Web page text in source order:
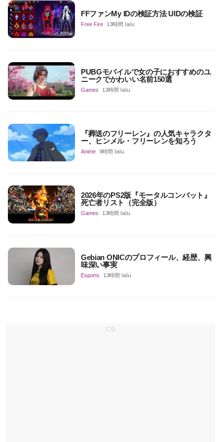
FFファンMy IDの検証方法 UIDの検証
Free Fire 13時間 lalu
PUBGモバイルで女の子におすすめのユ
ニークでかわいい名前150選
Games 13時間 lalu
『葬送のフリーレン』の人気キャラクタ
ー、ヒンメル・フリーレンを知ろう
Anime 9時間 lalu
2026年のPS2版『モータルコンバット』
死亡者リスト（完全版）
Games 13時間 lalu
Gebian ONICのプロフィール、経歴、興
味深い事実
Esports 13時間 lalu
広告